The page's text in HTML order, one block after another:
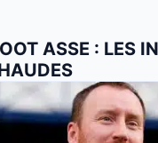
ASSE : LES